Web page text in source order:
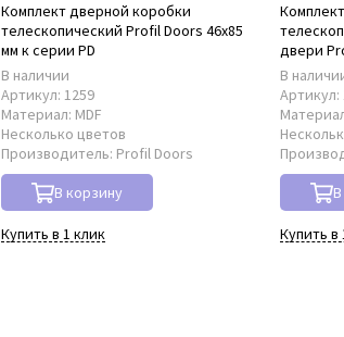
Комплект дверной коробки
телескопический Profil Doors 46x85
мм к серии PD
В наличии
Артикул: 1259
Материал: MDF
Несколько цветов
Производитель: Profil Doors
В корзину
Купить в 1 клик
двери
PD
В
Артикул:
В
Купить в